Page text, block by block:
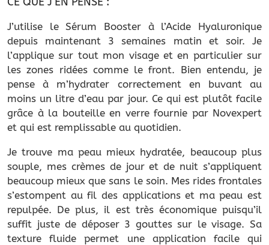
J’utilise le Sérum Booster à l’Acide Hyaluronique
depuis maintenant 3 semaines matin et soir. Je
l’applique sur tout mon visage et en particulier sur
les zones ridées comme le front. Bien entendu, je
pense à m’hydrater correctement en buvant au
moins un litre d’eau par jour. Ce qui est plutôt facile
grâce à la bouteille en verre fournie par Novexpert
et qui est remplissable au quotidien.
Je trouve ma peau mieux hydratée, beaucoup plus
souple, mes crèmes de jour et de nuit s’appliquent
beaucoup mieux que sans le soin. Mes rides frontales
s’estompent au fil des applications et ma peau est
repulpée. De plus, il est très économique puisqu’il
suffit juste de déposer 3 gouttes sur le visage. Sa
texture fluide permet une application facile qui